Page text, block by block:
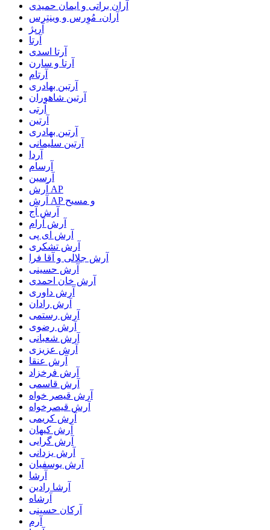
آران براتی و ایمان حمیدی
آران، مُوِرس و وینتِرس
آرپژ
آرتا
آرتا اسدی
آرتا و سارن
آرتام
آرتبن بهادری
آرتين شاهوران
آرتی
آرتین
آرتین بهادری
آرتین سلیمانی
آردا
آرسام
آرسین
آرش AP
آرش AP و مسیح
آرش آج
آرش آرام
آرش ای پی
آرش تشکری
آرش جلالی و آقا فرا
آرش حسینی
آرش خان احمدی
آرش داوری
آرش رادان
آرش رستمى
آرش رضوی
آرش شعبانی
آرش عزیزی
آرش عنقا
آرش فرخزاد
آرش قاسمی
آرش قیصر خواه
آرش قیصرخواه
آرش کریمی
آرش کیهان
آرش گرایی
آرش یزدانی
آرش یوسفیان
آرشا
آرشا رادین
آرشاه
آرکان حسینی
آرم